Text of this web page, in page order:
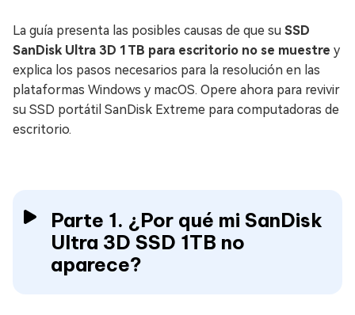
La guía presenta las posibles causas de que su SSD
SanDisk Ultra 3D 1TB para escritorio no se muestre y
explica los pasos necesarios para la resolución en las
plataformas Windows y macOS. Opere ahora para revivir
su SSD portátil SanDisk Extreme para computadoras de
escritorio.
Parte 1. ¿Por qué mi SanDisk
Ultra 3D SSD 1TB no
aparece?